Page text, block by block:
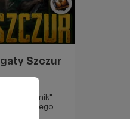
Szczur
- Niezbędnik" -
4e wydanego